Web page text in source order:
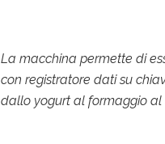
La macchina permette di
con registratore dati su
dallo yogurt al formaggio al